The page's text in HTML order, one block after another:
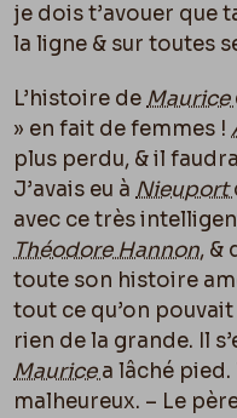
je dois t’avouer que
la ligne & sur toutes
L’histoire deMaurice
» en fait de femmes !
plus perdu, & il
J’avais eu àNieuport
avec ce très
Théodore Hannon, &
toute son histoire
tout ce qu’on
rien de la grande. Il
Mauricea lâché
malheureux. – Le